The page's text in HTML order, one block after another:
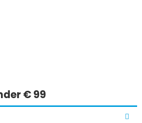
€ 99